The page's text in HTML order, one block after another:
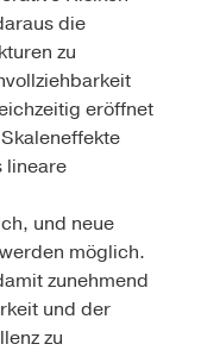
die
zu
eröffnet
lineare
und neue
möglich.
zunehmend
und der
zu